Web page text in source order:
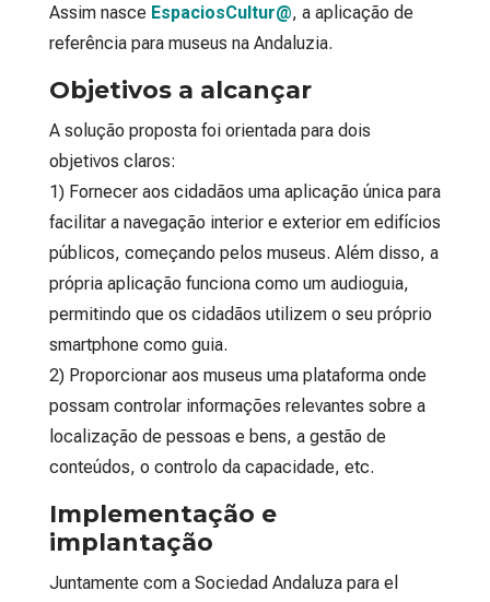
Assim nasce EspaciosCultur@, a aplicação de
referência para museus na Andaluzia.
Objetivos a alcançar
A solução proposta foi orientada para dois
objetivos claros:
1) Fornecer aos cidadãos uma aplicação única para
facilitar a navegação interior e exterior em edifícios
públicos, começando pelos museus. Além disso, a
própria aplicação funciona como um audioguia,
permitindo que os cidadãos utilizem o seu próprio
smartphone como guia.
2) Proporcionar aos museus uma plataforma onde
possam controlar informações relevantes sobre a
localização de pessoas e bens, a gestão de
conteúdos, o controlo da capacidade, etc.
Implementação e
implantação
Juntamente com a Sociedad Andaluza para el